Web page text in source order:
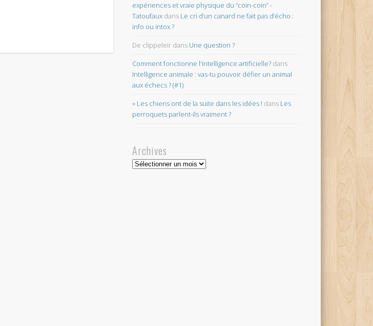
expériences et vraie physique du “coin-coin” -
Tatoufaux dans Le cri d’un canard ne fait pas d’écho :
info ou intox ?
De clippeleir dans Une question ?
Comment fonctionne l'intelligence artificielle? dans
Intelligence animale : vas-tu pouvoir défier un animal
aux échecs ? (#1)
» Les chiens ont de la suite dans les idées ! dans Les
perroquets parlent-ils vraiment ?
Archives
Archives